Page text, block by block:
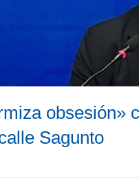
obsesión»
Sagunto